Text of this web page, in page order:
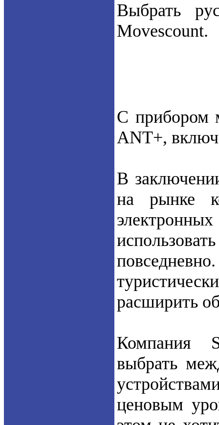
Выбрать
Movescount.
С прибором
ANT+,
В
на рынке
расширить
Компания
выбрать
ценовым